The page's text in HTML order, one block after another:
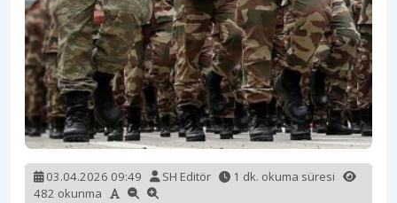
03.04.2026 09:49 SH Editör
1 dk. okuma süresi
482 okunma